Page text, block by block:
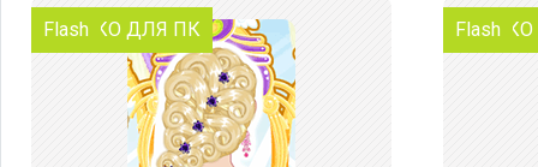
ТОЛЬКО ДЛЯ ПК
Flash Flash